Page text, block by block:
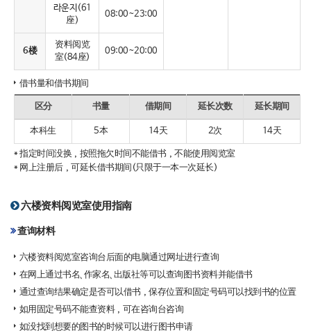
라운지(61
座)
08:00~23:00
6楼
资料阅览
室(84座)
09:00~20:00
借书量和借书期间
区分 书量 借期间 延长次数 延长期间
本科生 5本 14天 2次 14天
* 指定时间没换，按照拖欠时间不能借书，不能使用阅览室
* 网上注册后，可延长借书期间(只限于一本一次延长)
六楼资料阅览室使用指南
查询材料
六楼资料阅览室咨询台后面的电脑通过网址进行查询
在网上通过书名、作家名、出版社等可以查询图书资料并能借书
通过查询结果确定是否可以借书，保存位置和固定号码可以找到书的位置
如用固定号码不能查资料，可在咨询台咨询
如没找到想要的图书的时候可以进行图书申请